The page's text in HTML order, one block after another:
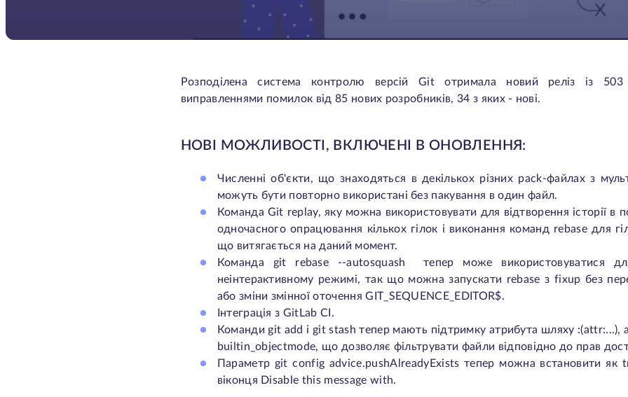
Розподілена система контролю версій Git отримала новий реліз із
виправленнями помилок від 85 нових розробників, 34 з яких - нові.
НОВІ МОЖЛИВОСТІ, ВКЛЮЧЕНІ В ОНОВЛЕННЯ:
Численні об'єкти, що знаходяться в декількох різних pack-файлах з
можуть бути повторно використані без пакування в один файл.
Команда Git replay, яку можна використовувати для відтворення історії в
одночасного опрацювання кількох гілок і виконання команд rebase для
що витягається на даний момент.
Команда git rebase --autosquash
тепер може використовуватися
неінтерактивному режимі, так що можна запускати rebase з fixup без
або зміни змінної оточення GIT_SEQUENCE_EDITOR$.
Інтеграція з GitLab CI.
Команди git add і git stashтепер мають підтримку атрибута шляху :(attr:...),
builtin_objectmode, що дозволяє фільтрувати файли відповідно до прав
Параметр git config advice.pushAlreadyExistsтепер можна встановити як
віконця Disable this message with.